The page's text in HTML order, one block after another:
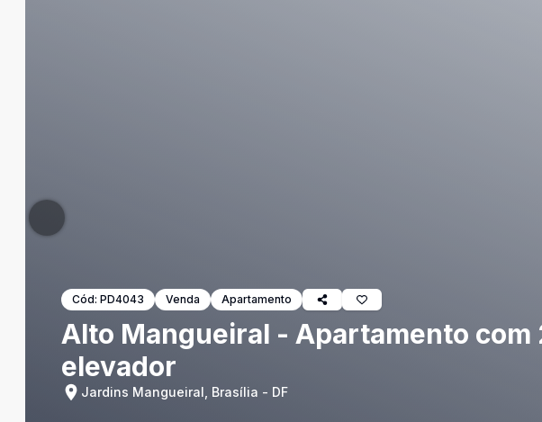
Cód: PD4043 Venda Apartamento
Alto Mangueiral - Apartamento com
elevador
Jardins Mangueiral, Brasília - DF